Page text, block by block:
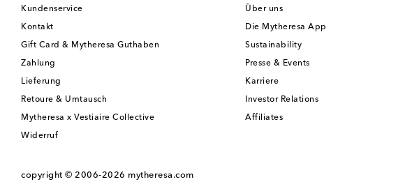
Kundenservice
Kontakt
Gift Card & Mytheresa Guthaben
Zahlung
Lieferung
Retoure & Umtausch
Mytheresa x Vestiaire Collective
Widerruf
Über uns
Die Mytheresa App
Sustainability
Presse & Events
Karriere
Investor Relations
Affiliates
copyright © 2006-2026 mytheresa.com